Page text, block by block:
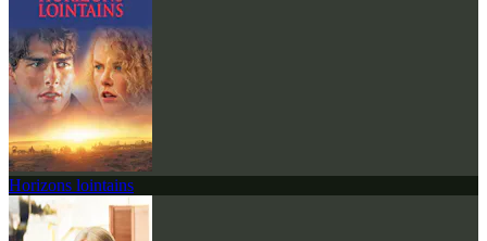
Horizons lointains